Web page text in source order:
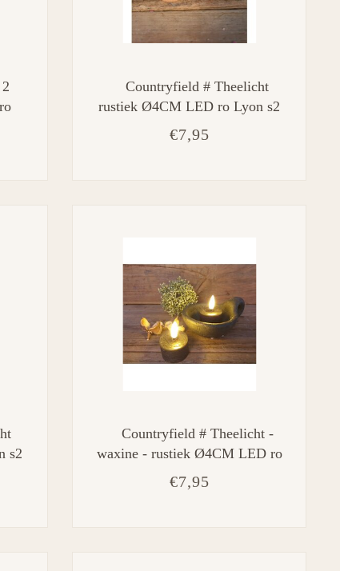
Countryfield # Theelicht
rustiek Ø4CM LED ro Lyon s2
roze-L4B4H5,2CM
€7,95
s2
Countryfield # Theelicht -
waxine - rustiek Ø4CM LED ro
Lyon s2 zwart-L4B4H5,2CM
€7,95